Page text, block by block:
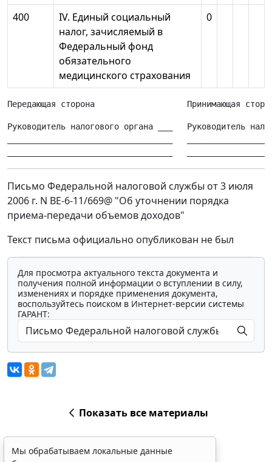
400
IV. Единый социальный
налог, зачисляемый в
Федеральный фонд
обязательного
медицинского страхования
0
Руководитель налогового органа ___   Руководитель
Письмо Федеральной налоговой службы от 3 июля
2006 г. N ВЕ-6-11/669@ "Об уточнении порядка
приема-передачи объемов доходов"
Текст письма официально опубликован не был
Для просмотра актуального текста документа и
получения полной информации о вступлении в силу,
изменениях и порядке применения документа,
воспользуйтесь поиском в Интернет-версии системы
ГАРАНТ:
Показать все материалы
Мы обрабатываем локальные данные